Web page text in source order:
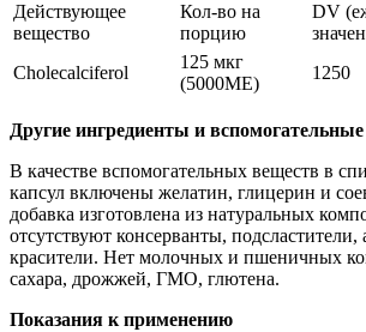
Действующее
вещество
Кол-во на
порцию
DV
Cholecalciferol
125 мкг
(5000МЕ)
1250
Другие ингредиенты и
В качестве вспомогательных веществ в
капсул включены желатин, глицерин и
добавка изготовлена из натуральных
отсутствуют консерванты, подсластители,
красители. Нет молочных и пшеничных
сахара, дрожжей, ГМО, глютена.
Показания к применению